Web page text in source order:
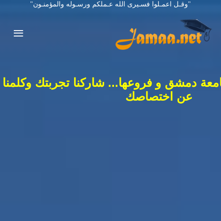
"وقـل اعمـلوا فسـيرى الله عـملكم ورسـوله والمؤمنـون"
دمشق و فروعها... شاركنا تجربتك وكلمنا
عن اختصاصك